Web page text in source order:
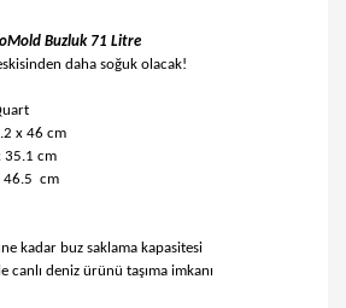
Buzluk 71 Litre
daha soğuk olacak!
x 46 cm
35.1 cm
46.5 cm
kadar buz saklama kapasitesi
canlı deniz ürünü taşıma imkanı